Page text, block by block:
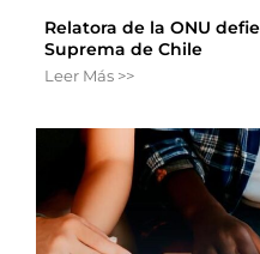
Relatora de la ONU
Suprema de Chile
Leer Más >>